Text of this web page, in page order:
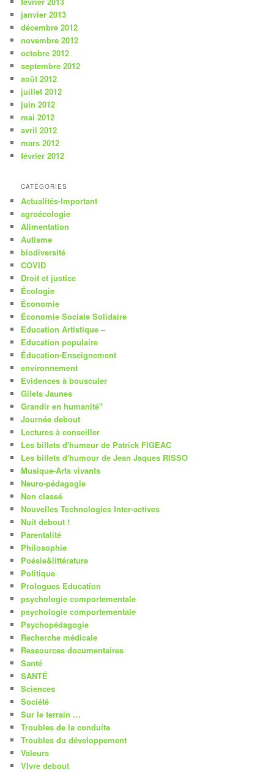
janvier 2013
décembre 2012
novembre 2012
octobre 2012
septembre 2012
août 2012
juillet 2012
juin 2012
mai 2012
avril 2012
mars 2012
février 2012
CATÉGORIES
Actualités-Important
agroécologie
Alimentation
Autisme
biodiversité
COVID
Droit et justice
Écologie
Économie
Économie Sociale Solidaire
Education Artistique –
Education populaire
Éducation-Enseignement
environnement
Evidences à bousculer
Gilets Jaunes
Grandir en humanité"
Journée debout
Lectures à conseiller
Les billets d'humeur de Patrick FIGEAC
Les billets d'humour de Jean Jaques RISSO
Musique-Arts vivants
Neuro-pédagogie
Non classé
Nouvelles Technologies Inter-actives
Nuit debout !
Parentalité
Philosophie
Poésie&littérature
Politique
Prologues Education
psychologie comportementale
psychologie comportementale
Psychopédagogie
Recherche médicale
Ressources documentaires
Santé
SANTÉ
Sciences
Société
Sur le terrain …
Troubles de la conduite
Troubles du développement
Valeurs
VIvre debout